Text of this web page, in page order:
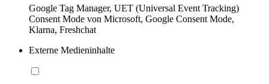
Google Tag Manager, UET (Universal Event Tracking)
Consent Mode von Microsoft, Google Consent Mode,
Klarna, Freshchat
Externe Medieninhalte